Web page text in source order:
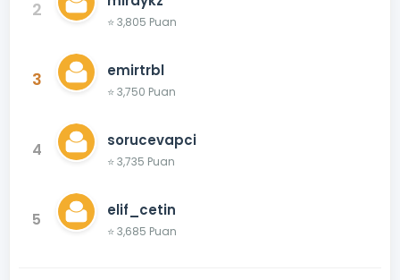
2
⭐ 3,805 Puan
3 emirtrbl
⭐ 3,750 Puan
4 sorucevapci
⭐ 3,735 Puan
5 elif_cetin
⭐ 3,685 Puan